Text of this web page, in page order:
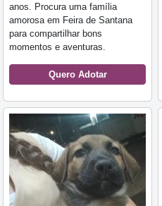
anos. Procura uma família
amorosa em Feira de Santana
para compartilhar bons
momentos e aventuras.
Quero Adotar